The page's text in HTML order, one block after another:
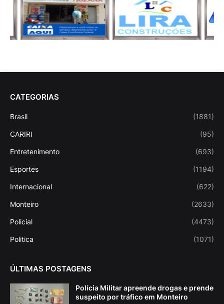
CATEGORIAS
Brasil (1881)
CARIRI (95)
Entretenimento (693)
Esportes (1194)
Internacional (622)
Monteiro (2633)
Policial (4473)
Politica (1071)
ÚLTIMAS POSTAGENS
Polícia Militar apreende drogas e prende
suspeito por tráfico em Monteiro